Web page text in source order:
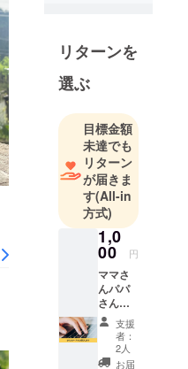
「自分で選
択する
Natural
way」をお伝
えするナ
チュラルラ
イフスタイ
リストとし
て活動して
います。レ
ストランの
ら、ケータ
リング、コ
ンサル業と
転身し、複
数のスタイ
リターンを
選ぶ
目標金額
未達でも
リターン
が届きま
す(All-in
方式)
1,0
00 円
ママさ
んパパ
さん
の、産
前・産
後や育
児中の
支援
者：
2人
お届